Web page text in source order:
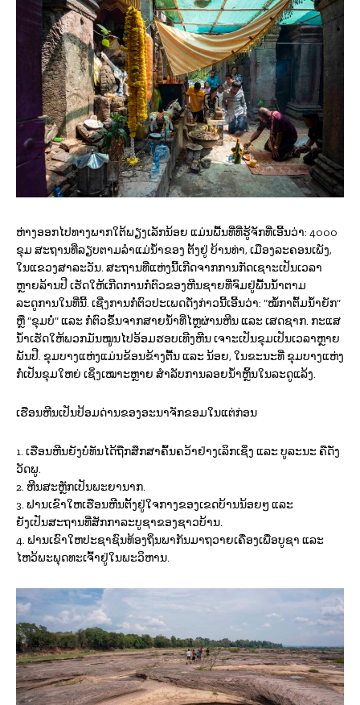
ຫ່າງອອກໄປທາງພາກໃຕ້ພຽງເລັກນ້ອຍ ແມ່ນພື້ນທີ່ທີ່ຮູ້ຈັກທີ່ເອີ້ນວ່າ: 4000
ຂຸມ ສະຖານທີ່ລຽບຕາມລຳແມ່ນໍ້າຂອງ ຕັ້ງຢູ່ ບ້ານທ່າ, ເມືອງລະຄອນເພັງ,
ໃນແຂວງສາລະວັນ. ສະຖານທີ່ແຫ່ງນີ້ເກີດຈາກການກັດເຊາະເປັນເວລາ
ຫຼາຍລ້ານປີ ເຮັດໃຫ້ເກີດການກໍ່ຕົວຂອງຫີນຊາຍທີ່ຈົມຢູ່ພື້ນນໍ້າຕາມ
ລະດູການໃນທີ່ນີ້. ເຊີ່ງການກໍ່ຕົວປະເພດດັ່ງກ່າວນີ້ເອີ້ນວ່າ: “ໝໍ້ກາຕົ້ມນໍ້າຍັກ”
ຫຼື “ຂຸມບໍ່” ແລະ ກໍ່ຕົວຂຶ້ນຈາກສາຍນໍ້າທີ່ໄຫຼຜ່ານຫີນ ແລະ ເສດຊາກ. ກະແສ
ນໍ້າເຮັດໃຫ້ພວກມັນໝູນໄປອ້ອມຮອບເທີງຫີນ ເຈາະເປັນຂຸມເປັນເວລາຫຼາຍ
ພັນປີ. ຂຸມບາງແຫ່ງແມ່ນຂ້ອນຂ້າງຕື້ນ ແລະ ນ້ອຍ, ໃນຂະນະທີ່ ຂຸມບາງແຫ່ງ
ກໍ່ເປັນຂຸມໃຫຍ່ ເຊິ່ງເໝາະຫຼາຍ ສຳລັບການລອຍນໍ້າຫຼິ້ນໃນລະດູແລ້ງ.
ເຮືອນຫີນເປັນປ້ອມດ່ານຂອງອະນາຈັກຂອມໃນແຕ່ກ່ອນ
1. ເຮືອນຫີນຍັງບໍ່ທັນໄດ້ຖືກສຶກສາຄົ້ນຄວ້າຢ່າງເລິກເຊິ່ງ ແລະ ບູລະນະ ຄືດັ່ງ
ວັດພູ.
2. ຫີນສະຫຼັກເປັນພະຍານາກ.
3. ຟານເຂົາໃຫເຮືອນຫີນຕັ້ງຢູ່ໃຈກາງຂອງເຂດບ້ານນ້ອຍໆ ແລະ
ຍັງເປັນສະຖານທີ່ສັກກາລະບູຊາຂອງຊາວບ້ານ.
4. ຟານເຂົາໃຫປະຊາຊົນທ້ອງຖິ່ນພາກັນມາຖວາຍເຄື່ອງເພື່ອບູຊາ ແລະ
ໄຫວ້ພະພຸດທະເຈົ້າຢູ່ໃນພະວິຫານ.